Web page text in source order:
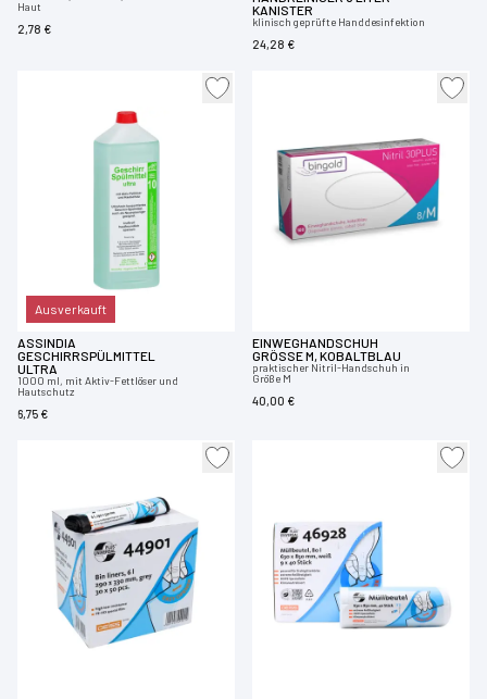
Haut
2,78 €
KANISTER
klinisch geprüfte Handdesinfektion
24,28 €
Ausverkauft
ASSINDIA
GESCHIRRSPÜLMITTEL
ULTRA
1000 ml, mit Aktiv-Fettlöser und
Hautschutz
6,75 €
EINWEGHANDSCHUH
GRÖSSE M, KOBALTBLAU
praktischer Nitril-Handschuh in
Größe M
40,00 €